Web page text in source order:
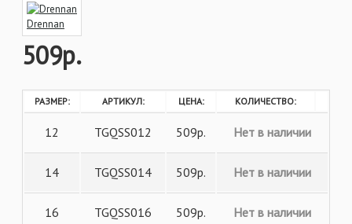
509р.
Drennan
РАЗМЕР: АРТИКУЛ: ЦЕНА: КОЛИЧЕСТВО:
12 TGQSS012 509р. Нет в наличии
14 TGQSS014 509р. Нет в наличии
16 TGQSS016 509р. Нет в наличии